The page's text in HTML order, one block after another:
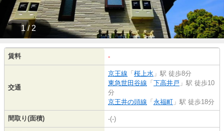
1 / 2
賃料 -
交通
京王線 「 桜上水 」駅 徒歩8分
東急世田谷線 「 下高井戸 」駅 徒歩10
分
京王井の頭線 「 永福町 」駅 徒歩18分
間取り(面積) -(-)